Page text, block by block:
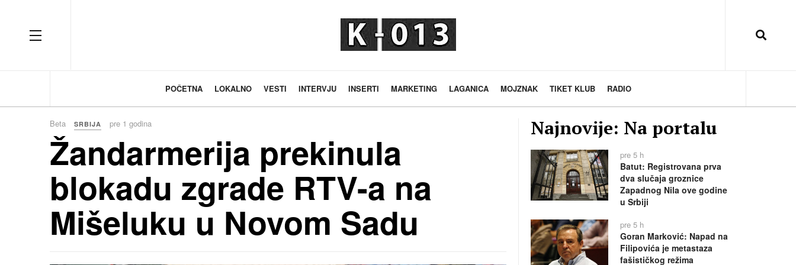
OFF CANVAS
POČETNA LOKALNO VESTI INTERVJU INSERTI MARKETING LAGANICA MOJZNAK TIKET KLUB RADIO
Beta SRBIJA pre 1 godina
Žandarmerija prekinula
blokadu zgrade RTV-a na
Mišeluku u Novom Sadu
Najnovije: Na portalu
pre 5 h
Batut: Registrovana prva
dva slučaja groznice
Zapadnog Nila ove godine
u Srbiji
pre 5 h
Goran Marković: Napad na
Filipovića je metastaza
fašističkog režima